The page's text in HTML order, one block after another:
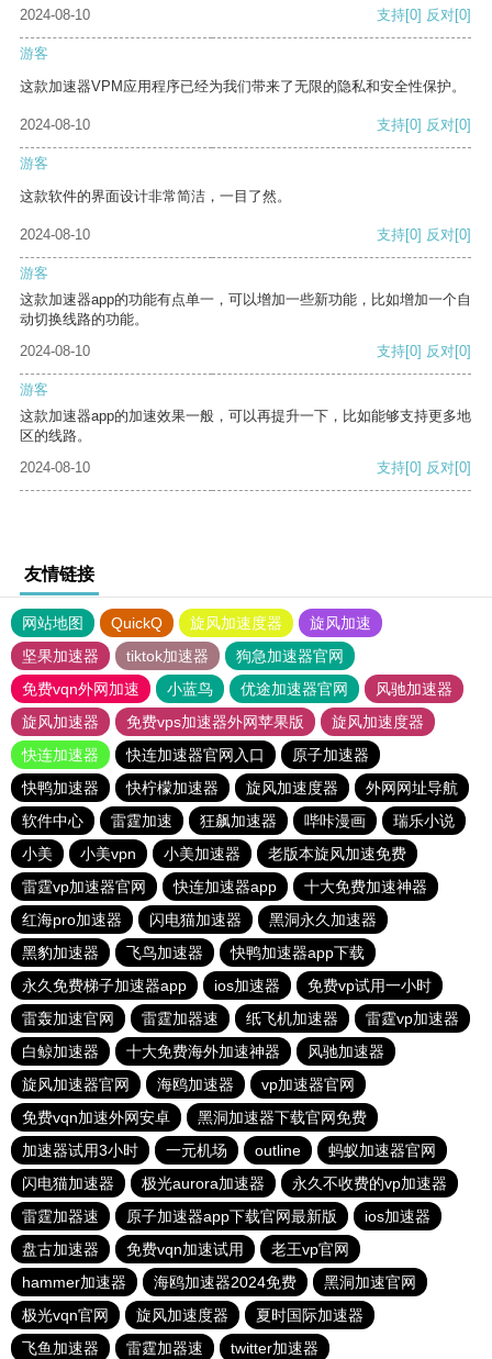
2024-08-10
支持[0] 反对[0]
游客
这款加速器VPM应用程序已经为我们带来了无限的隐私和安全性保护。
2024-08-10 支持[0] 反对[0]
游客
这款软件的界面设计非常简洁，一目了然。
2024-08-10 支持[0] 反对[0]
游客
这款加速器app的功能有点单一，可以增加一些新功能，比如增加一个自
动切换线路的功能。
2024-08-10
支持[0] 反对[0]
游客
这款加速器app的加速效果一般，可以再提升一下，比如能够支持更多地
区的线路。
2024-08-10
支持[0] 反对[0]
友情链接
网站地图 QuickQ 旋风加速度器
旋风加速
坚果加速器
tiktok加速器
狗急加速器官网
免费vqn外网加速
小蓝鸟 优途加速器官网
风驰加速器
旋风加速器
免费vps加速器外网苹果版
旋风加速度器
快连加速器
快连加速器官网入口
原子加速器
快鸭加速器
快柠檬加速器 旋风加速度器
外网网址导航
软件中心
雷霆加速 狂飙加速器 哔咔漫画
瑞乐小说
小美
小美vpn 小美加速器
老版本旋风加速免费
雷霆vp加速器官网
快连加速器app
十大免费加速神器
红海pro加速器
闪电猫加速器
黑洞永久加速器
黑豹加速器
飞鸟加速器
快鸭加速器app下载
永久免费梯子加速器app
ios加速器
免费vp试用一小时
雷轰加速官网
雷霆加器速 纸飞机加速器
雷霆vp加速器
白鲸加速器
十大免费海外加速神器
风驰加速器
旋风加速器官网
海鸥加速器
vp加速器官网
免费vqn加速外网安卓
黑洞加速器下载官网免费
加速器试用3小时
一元机场 outline
蚂蚁加速器官网
闪电猫加速器
极光aurora加速器
永久不收费的vp加速器
雷霆加器速
原子加速器app下载官网最新版
ios加速器
盘古加速器
免费vqn加速试用
老王vp官网
hammer加速器
海鸥加速器2024免费
黑洞加速官网
极光vqn官网
旋风加速度器
夏时国际加速器
飞鱼加速器
雷霆加器速 twitter加速器